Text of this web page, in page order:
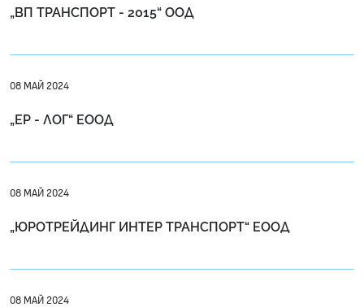
„ВП ТРАНСПОРТ - 2015“ ООД
08 МАЙ 2024
„ЕР - ЛОГ“ ЕООД
08 МАЙ 2024
„ЮРОТРЕЙДИНГ ИНТЕР ТРАНСПОРТ“ ЕООД
08 МАЙ 2024